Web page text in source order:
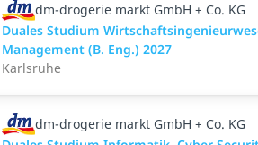
dm-drogerie markt GmbH + Co. KG
Duales Studium
Management (B. Eng.) 2027
Karlsruhe
dm-drogerie markt GmbH + Co. KG